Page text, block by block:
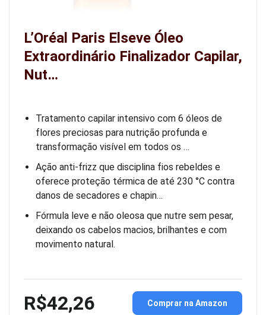
L’Oréal Paris Elseve Óleo
Extraordinário Finalizador Capilar,
Nut…
Tratamento capilar intensivo com 6 óleos de
flores preciosas para nutrição profunda e
transformação visível em todos os …
Ação anti-frizz que disciplina fios rebeldes e
oferece proteção térmica de até 230 °C contra
danos de secadores e chapin…
Fórmula leve e não oleosa que nutre sem pesar,
deixando os cabelos macios, brilhantes e com
movimento natural.
R$42,26 Comprar na Amazon